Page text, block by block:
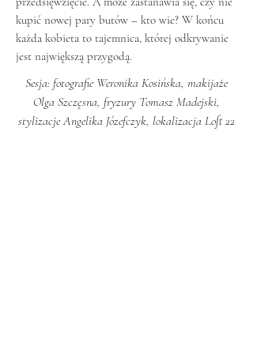
kupić nowej pary butów – kto wie? W końcu
każda kobieta to tajemnica, której odkrywanie
jest największą przygodą.
Sesja: fotografie Weronika Kosińska, makijaże
Olga Szczęsna, fryzury Tomasz Madejski,
stylizacje Angelika Józefczyk, lokalizacja Loft 22